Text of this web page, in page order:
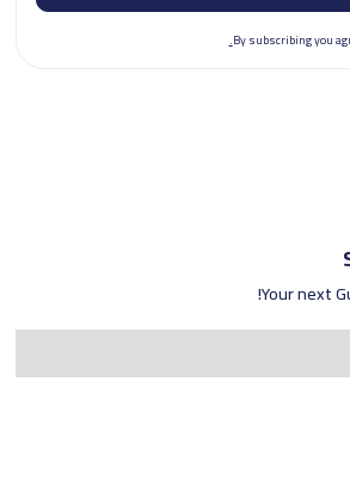
By subscribing you
Your next